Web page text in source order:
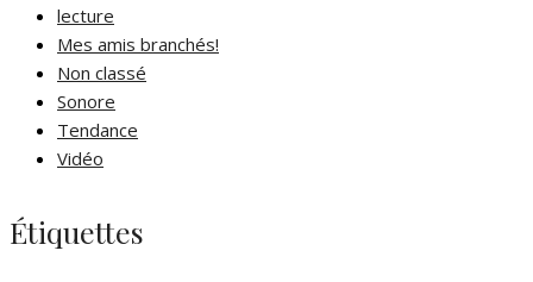
lecture
Mes amis branchés!
Non classé
Sonore
Tendance
Vidéo
Étiquettes